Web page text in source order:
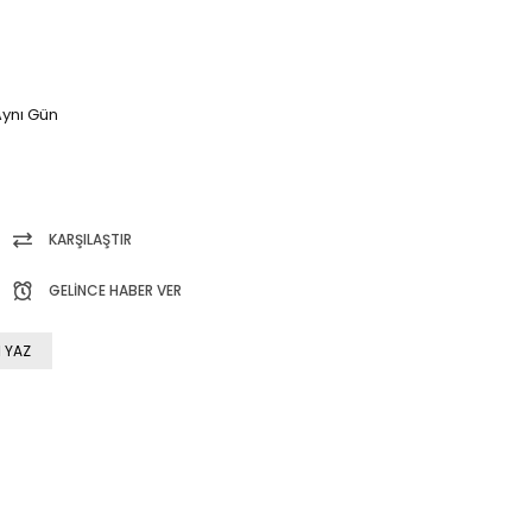
Gün
KARŞILAŞTIR
GELINCE HABER VER
YAZ